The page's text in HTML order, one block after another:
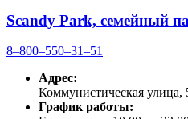
Scandy Park, семейный
8‒800‒550‒31‒51
Адрес:
Коммунистическая улица,
График работы: